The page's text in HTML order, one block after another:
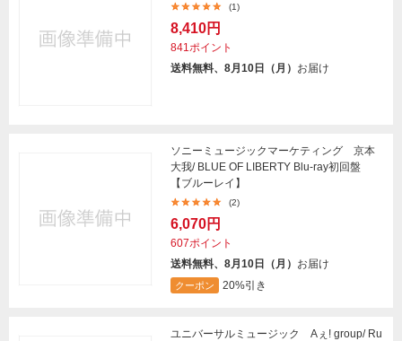
(1)
8,410円
841ポイント
送料無料、8月10日（月） お届け
ソニーミュージックマーケティング 京本
大我/ BLUE OF LIBERTY Blu-ray初回盤
【ブルーレイ】
(2)
6,070円
607ポイント
送料無料、8月10日（月） お届け
クーポン 20%引き
ユニバーサルミュージック Aぇ! group/ Ru